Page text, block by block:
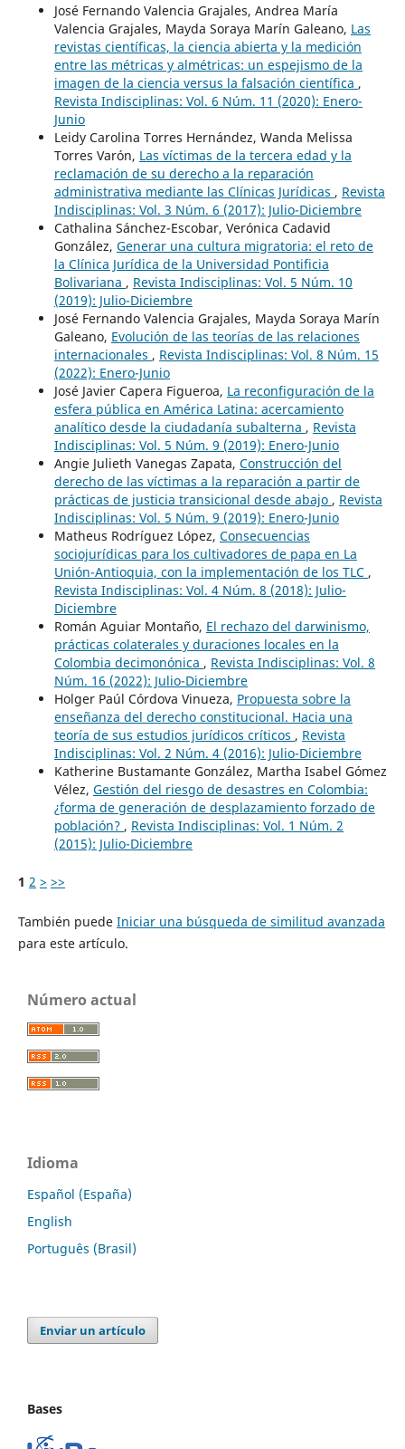
José Fernando Valencia Grajales, Andrea María
Valencia Grajales, Mayda Soraya Marín Galeano, Las
revistas científicas, la ciencia abierta y la medición
entre las métricas y almétricas: un espejismo de la
imagen de la ciencia versus la falsación científica ,
Revista Indisciplinas: Vol. 6 Núm. 11 (2020): Enero-
Junio
Leidy Carolina Torres Hernández, Wanda Melissa
Torres Varón, Las víctimas de la tercera edad y la
reclamación de su derecho a la reparación
administrativa mediante las Clínicas Jurídicas , Revista
Indisciplinas: Vol. 3 Núm. 6 (2017): Julio-Diciembre
Cathalina Sánchez-Escobar, Verónica Cadavid
González, Generar una cultura migratoria: el reto de
la Clínica Jurídica de la Universidad Pontificia
Bolivariana , Revista Indisciplinas: Vol. 5 Núm. 10
(2019): Julio-Diciembre
José Fernando Valencia Grajales, Mayda Soraya Marín
Galeano, Evolución de las teorías de las relaciones
internacionales , Revista Indisciplinas: Vol. 8 Núm. 15
(2022): Enero-Junio
José Javier Capera Figueroa, La reconfiguración de la
esfera pública en América Latina: acercamiento
analítico desde la ciudadanía subalterna , Revista
Indisciplinas: Vol. 5 Núm. 9 (2019): Enero-Junio
Angie Julieth Vanegas Zapata, Construcción del
derecho de las víctimas a la reparación a partir de
prácticas de justicia transicional desde abajo , Revista
Indisciplinas: Vol. 5 Núm. 9 (2019): Enero-Junio
Matheus Rodríguez López, Consecuencias
sociojurídicas para los cultivadores de papa en La
Unión-Antioquia, con la implementación de los TLC ,
Revista Indisciplinas: Vol. 4 Núm. 8 (2018): Julio-
Diciembre
Román Aguiar Montaño, El rechazo del darwinismo,
prácticas colaterales y duraciones locales en la
Colombia decimonónica , Revista Indisciplinas: Vol. 8
Núm. 16 (2022): Julio-Diciembre
Holger Paúl Córdova Vinueza, Propuesta sobre la
enseñanza del derecho constitucional. Hacia una
teoría de sus estudios jurídicos críticos , Revista
Indisciplinas: Vol. 2 Núm. 4 (2016): Julio-Diciembre
Katherine Bustamante González, Martha Isabel Gómez
Vélez, Gestión del riesgo de desastres en Colombia:
¿forma de generación de desplazamiento forzado de
población? , Revista Indisciplinas: Vol. 1 Núm. 2
(2015): Julio-Diciembre
1 2 > >>
También puede Iniciar una búsqueda de similitud avanzada
para este artículo.
Número actual
Idioma
Español (España)
English
Português (Brasil)
Enviar un artículo
Bases